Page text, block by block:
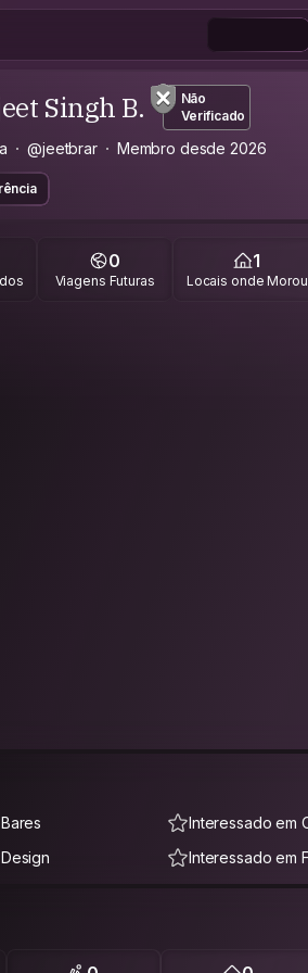
Singh B.
Não
Verificado
@jeetbrar Membro desde 2026
0
Viagens Futuras
1
Locais onde Morou
Interessado em
Interessado em